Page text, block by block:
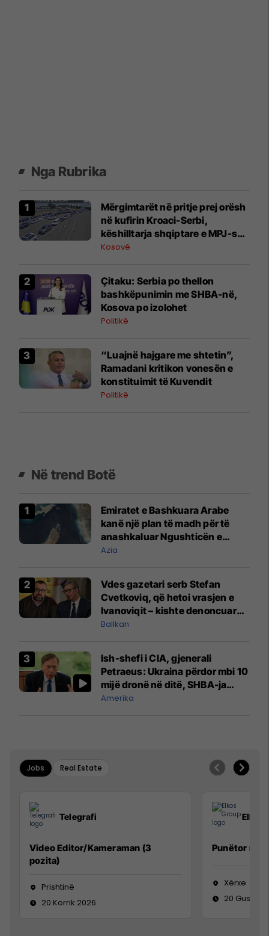
Nga Rubrika
Mërgimtarët në pritje prej orësh
në kufirin Kroaci-Serbi,
këshilltarja shqiptare e MPJ-së
kroate tregon arsyet
Kosovë
Çitaku: Serbia po thellon
bashkëpunimin me SHBA-në,
Kosova po izolohet
Politikë
“Luajnë hajgare me shtetin”,
Ramadani kritikon vonesën e
konstituimit të Kuvendit
Politikë
Në trend Botë
Emiratet e Bashkuara Arabe
kanë një plan të madh për të
anashkaluar Ngushticën e
Hormuzit
Azia
Vdes gazetari serb Stefan
Cvetkoviq, që hetoi vrasjen e
Ivanoviqit – kishte denoncuar
kërcënime ndaj vëllezërve
Ballkan
Ish-shefi i CIA, gjenerali
Petraeus: Ukraina përdor mbi 10
mijë dronë në ditë, SHBA-ja
mbetet shumë prapa në
Amerika
Jobs Real Estate
Telegrafi
Video Editor/Kameraman (3
pozita)
Prishtinë
20 Korrik 2026
Elkos
Punëtor në
Xërxe
20 Gusht